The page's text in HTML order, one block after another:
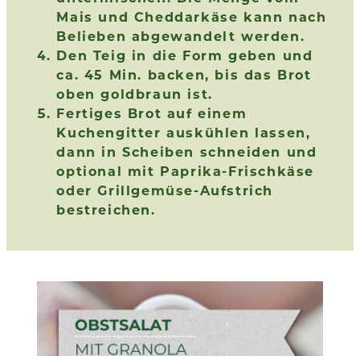
Mais und Cheddarkäse kann nach
Belieben abgewandelt werden.
Den Teig in die Form geben und
ca. 45 Min. backen, bis das Brot
oben goldbraun ist.
Fertiges Brot auf einem
Kuchengitter auskühlen lassen,
dann in Scheiben schneiden und
optional mit Paprika-Frischkäse
oder Grillgemüse-Aufstrich
bestreichen.